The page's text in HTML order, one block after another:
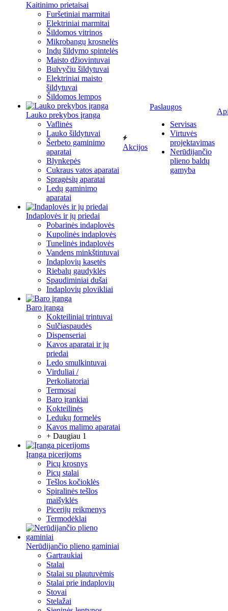
Kaitinimo prietaisai
Furšetiniai marmitai
Elektriniai marmitai
Šildomos vitrinos
Mikrobangų krosnelės
Indų šildymo spintelės
Maisto džiovintuvai
Bulvyčiu šildytuvai
Elektriniai maisto
šildytuvai
Šildomos lempos
Lauko prekybos įranga
Vaflinės
Lauko šildytuvai
Šerbeto gaminimo
aparatai
Blynkepės
Cukraus vatos aparatai
Spragėsių aparatai
Ledų gaminimo
aparatai
Indaplovės ir jų priedai
Pobarinės indaplovės
Kupolinės indaplovės
Tunelinės indaplovės
Vandens minkštintuvai
Indaplovių kasetės
Riebalų gaudyklės
Spaudiminiai dušai
Indaplovių plovikliai
Baro įranga
Kokteiliniai trintuvai
Sulčiaspaudės
Dispenseriai
Kavos aparatai ir jų
priedai
Ledo smulkintuvai
Virduliai /
Perkoliatoriai
Termosai
Baro įrankiai
Kokteilinės
Ledukų formelės
Kavos malimo aparatai
+ Daugiau 1
Įranga picerijoms
Picų krosnys
Picų stalai
Tešlos kočioklės
Spiralinės tešlos
maišyklės
Picerijų reikmenys
Termodėklai
Nerūdijančio plieno gaminiai
Gartraukiai
Stalai
Stalai su plautuvėmis
Stalai prie indaplovių
Stovai
Stelažai
Akcijos
Paslaugos
Servisas
Virtuvės
projektavimas
Nerūdijančio
plieno baldų
gamyba